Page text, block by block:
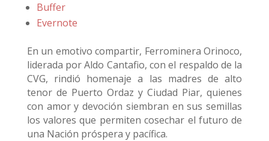
Buffer
Evernote
En un emotivo compartir, Ferrominera Orinoco,
liderada por Aldo Cantafio, con el respaldo de la
CVG, rindió homenaje a las madres de alto
tenor de Puerto Ordaz y Ciudad Piar, quienes
con amor y devoción siembran en sus semillas
los valores que permiten cosechar el futuro de
una Nación próspera y pacífica.